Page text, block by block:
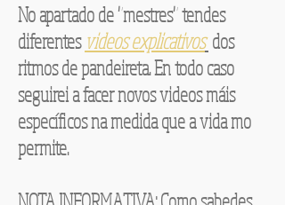
No apartado de "mestres" tendes
diferentes videos explicativos dos
ritmos de pandeireta. En todo caso
seguirei a facer novos videos máis
específicos na medida que a vida mo
permite.